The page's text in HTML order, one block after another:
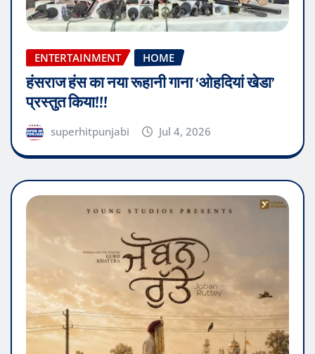
ENTERTAINMENT HOME
हंसराज हंस का नया रूहानी गाना ‘ओहदियां खेडा’
प्रस्तुत किया!!!
superhitpunjabi Jul 4, 2026